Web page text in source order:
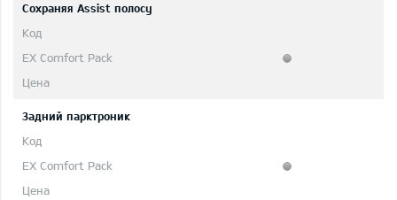
Сохраняя Assist полосу
Задний парктроник